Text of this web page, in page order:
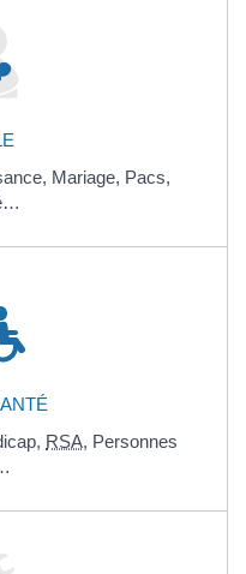
Mariage, Pacs,
RSA, Personnes